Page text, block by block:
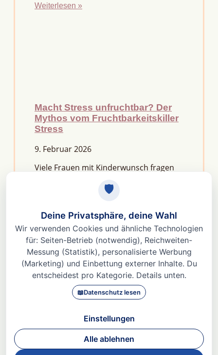
Weiterlesen »
Macht Stress unfruchtbar? Der
Mythos vom Fruchtbarkeitskiller
Stress
9. Februar 2026
Viele Frauen mit Kinderwunsch fragen
kurze Antwort lautet: Nein, aber er kann
Fruchtbarkeit aus dem Gleichgewicht
bringen. Denn Stress
Weiterlesen »